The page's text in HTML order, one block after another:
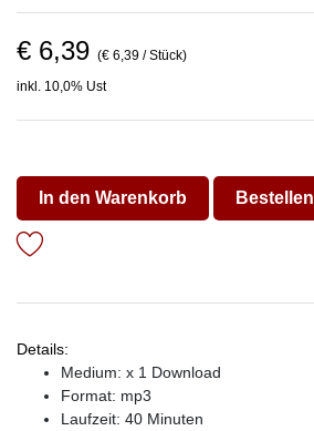
€ 6,39 (€ 6,39 / Stück)
inkl. 10,0% Ust
In den Warenkorb Bestellen
Details:
Medium: x 1 Download
Format: mp3
Laufzeit: 40 Minuten